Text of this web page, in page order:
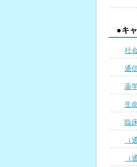
●キ
社
通
薬
生
臨
（
（